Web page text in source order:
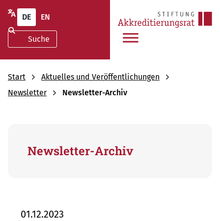
DE EN
Start
Aktuelles und Veröffentlichungen
Newsletter
Newsletter-Archiv
Newsletter-Archiv
01.12.2023